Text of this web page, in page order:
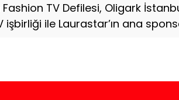
TV Defilesi, Oligark
işbirliği ile Laurastar’ın ana